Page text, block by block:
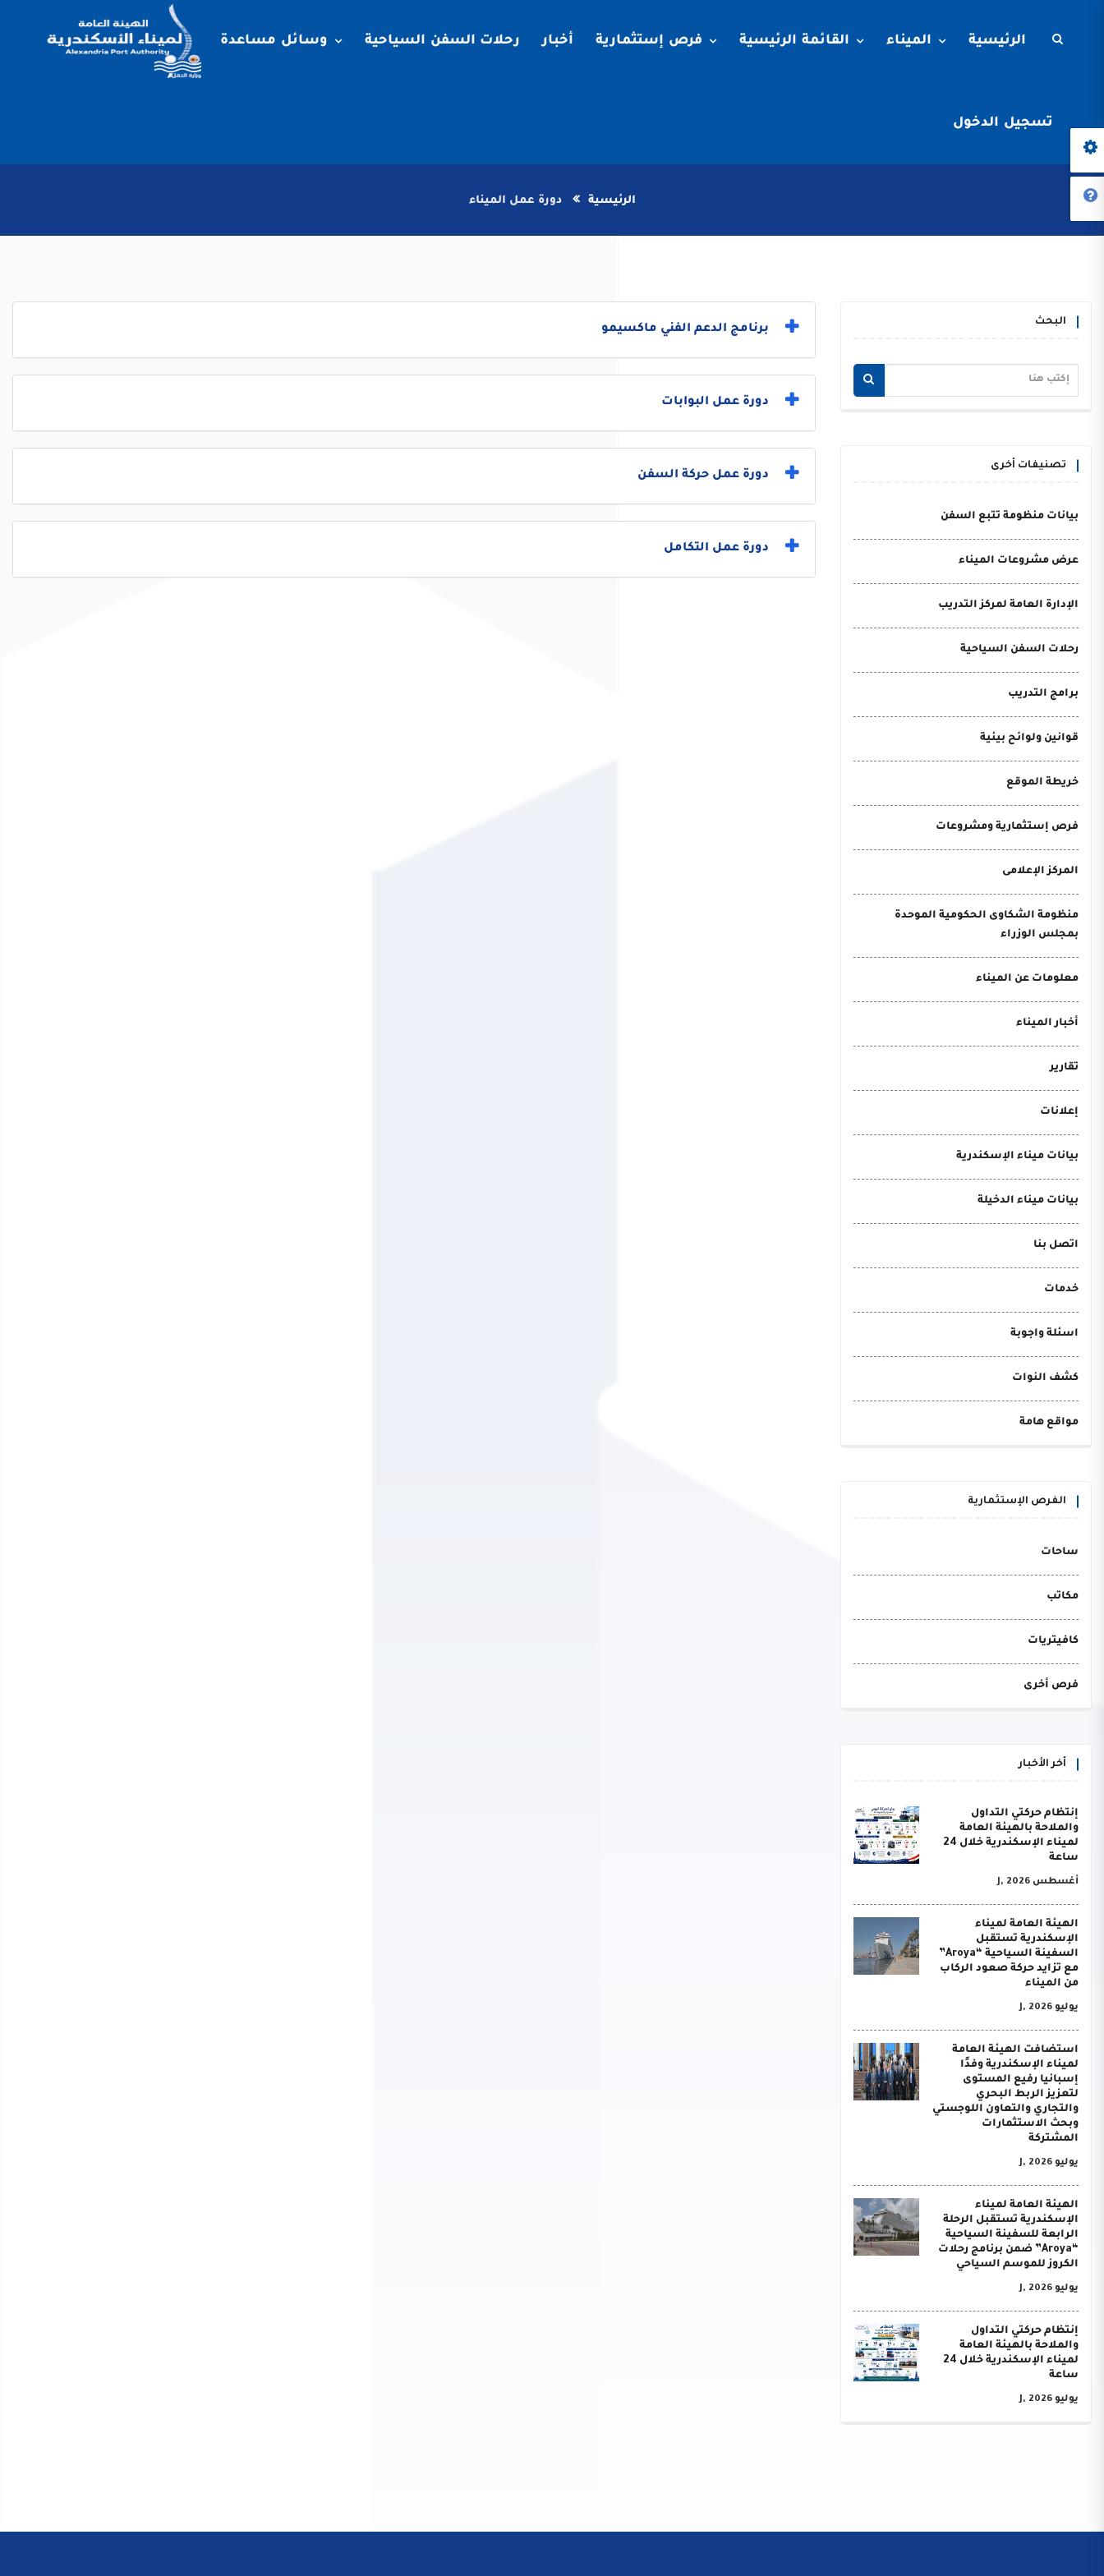
الرئيسية الميناء القائمة الرئيسية فرص إستثمارية أخبار رحلات السفن السياحية وسائل مساعدة
تسجيل الدخول
الرئيسية دورة عمل الميناء
البحث
تصنيفات أخرى
بيانات منظومة تتبع السفن
عرض مشروعات الميناء
الإدارة العامة لمركز التدريب
رحلات السفن السياحية
برامج التدريب
قوانين ولوائح بيئية
خريطة الموقع
فرص إستثمارية ومشروعات
المركز الإعلامى
منظومة الشكاوى الحكومية الموحدة
بمجلس الوزراء
معلومات عن الميناء
أخبار الميناء
تقارير
إعلانات
بيانات ميناء الإسكندرية
بيانات ميناء الدخيلة
اتصل بنا
خدمات
اسئلة واجوبة
كشف النوات
مواقع هامة
الفرص الإستثمارية
ساحات
مكاتب
كافيتريات
فرص أخرى
أخر الأخبار
إنتظام حركتي التداول
والملاحة بالهيئة العامة
لميناء الإسكندرية خلال 24
ساعة
أغسطس J, 2026
الهيئة العامة لميناء
الإسكندرية تستقبل
السفينة السياحية “Aroya”
مع تزايد حركة صعود الركاب
من الميناء
يوليو J, 2026
استضافت الهيئة العامة
لميناء الإسكندرية وفدًا
إسبانيا رفيع المستوى
لتعزيز الربط البحري
والتجاري والتعاون اللوجستي
وبحث الاستثمارات
المشتركة
يوليو J, 2026
الهيئة العامة لميناء
الإسكندرية تستقبل الرحلة
الرابعة للسفينة السياحية
“Aroya” ضمن برنامج رحلات
الكروز للموسم السياحي
يوليو J, 2026
إنتظام حركتي التداول
والملاحة بالهيئة العامة
لميناء الإسكندرية خلال 24
ساعة
يوليو J, 2026
برنامج الدعم الفني ماكسيمو
دورة عمل البوابات
دورة عمل حركة السفن
دورة عمل التكامل